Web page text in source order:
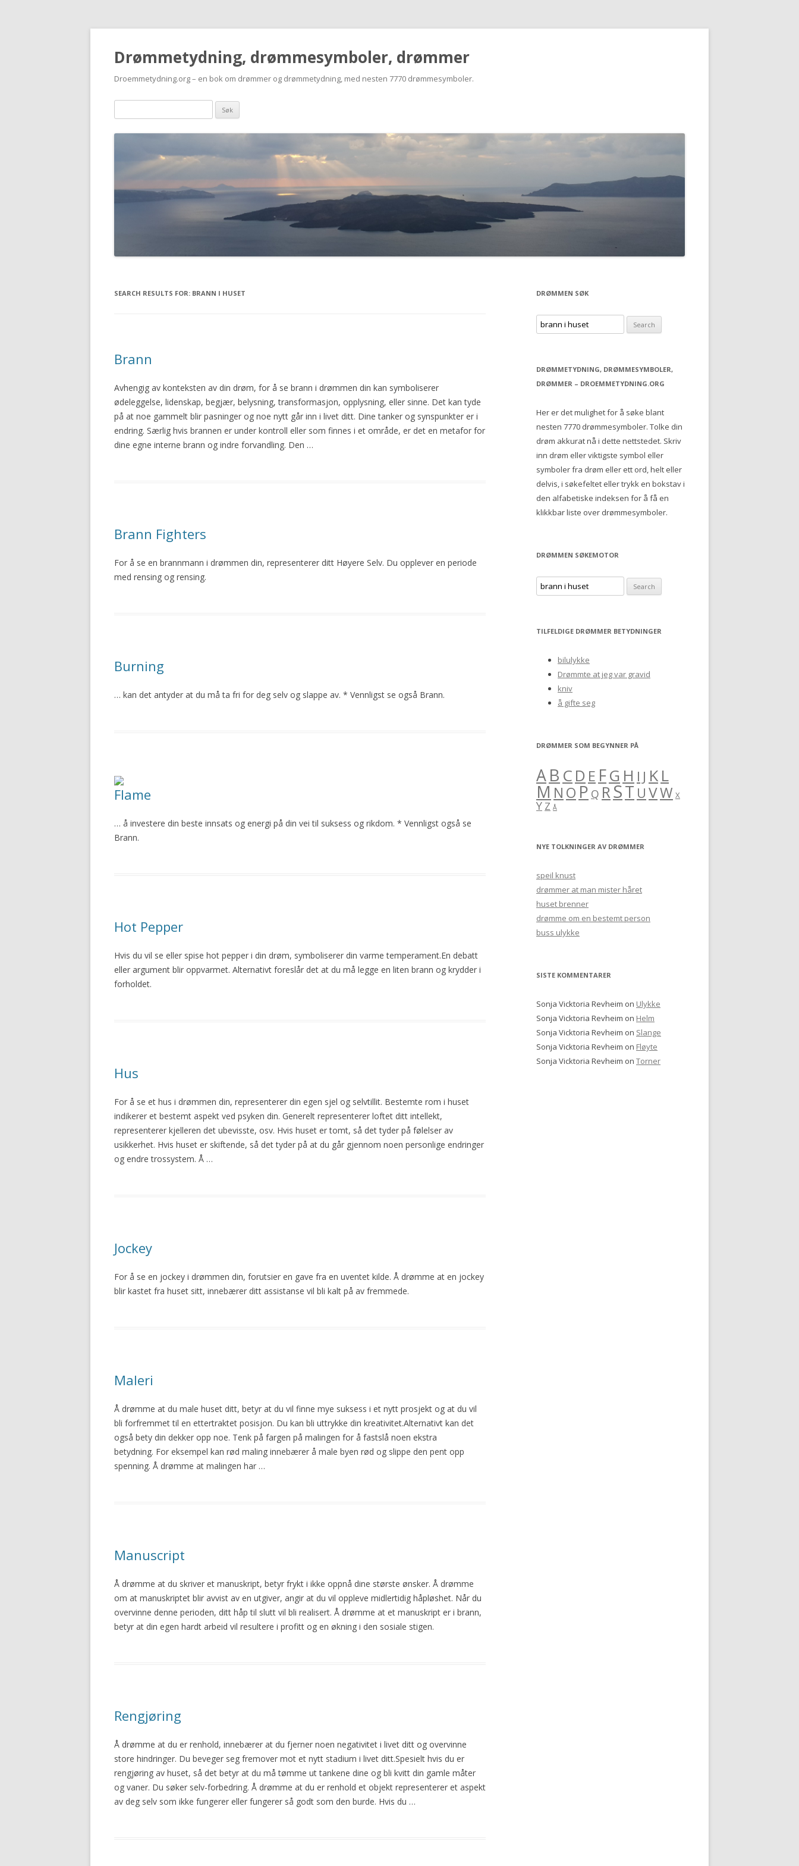
Drømmetydning, drømmesymboler, drømmer
Droemmetydning.org – en bok om drømmer og drømmetydning, med nesten 7770 drømmesymboler.
søk:
SEARCH RESULTS FOR: BRANN I HUSET
Brann
Avhengig av konteksten av din drøm, for å se brann i drømmen din kan symboliserer
ødeleggelse, lidenskap, begjær, belysning, transformasjon, opplysning, eller sinne. Det kan tyde
på at noe gammelt blir pasninger og noe nytt går inn i livet ditt. Dine tanker og synspunkter er i
endring. Særlig hvis brannen er under kontroll eller som finnes i et område, er det en metafor for
dine egne interne brann og indre forvandling. Den …
Brann Fighters
For å se en brannmann i drømmen din, representerer ditt Høyere Selv. Du opplever en periode
med rensing og rensing.
Burning
… kan det antyder at du må ta fri for deg selv og slappe av. * Vennligst se også Brann.
Flame
… å investere din beste innsats og energi på din vei til suksess og rikdom. * Vennligst også se
Brann.
Hot Pepper
Hvis du vil se eller spise hot pepper i din drøm, symboliserer din varme temperament.En debatt
eller argument blir oppvarmet. Alternativt foreslår det at du må legge en liten brann og krydder i
forholdet.
Hus
For å se et hus i drømmen din, representerer din egen sjel og selvtillit. Bestemte rom i huset
indikerer et bestemt aspekt ved psyken din. Generelt representerer loftet ditt intellekt,
representerer kjelleren det ubevisste, osv. Hvis huset er tomt, så det tyder på følelser av
usikkerhet. Hvis huset er skiftende, så det tyder på at du går gjennom noen personlige endringer
og endre trossystem. Å …
Jockey
For å se en jockey i drømmen din, forutsier en gave fra en uventet kilde. Å drømme at en jockey
blir kastet fra huset sitt, innebærer ditt assistanse vil bli kalt på av fremmede.
Maleri
Å drømme at du male huset ditt, betyr at du vil finne mye suksess i et nytt prosjekt og at du vil
bli forfremmet til en ettertraktet posisjon. Du kan bli uttrykke din kreativitet.Alternativt kan det
også bety din dekker opp noe. Tenk på fargen på malingen for å fastslå noen ekstra
betydning. For eksempel kan rød maling innebærer å male byen rød og slippe den pent opp
spenning. Å drømme at malingen har …
Manuscript
Å drømme at du skriver et manuskript, betyr frykt i ikke oppnå dine største ønsker. Å drømme
om at manuskriptet blir avvist av en utgiver, angir at du vil oppleve midlertidig håpløshet. Når du
overvinne denne perioden, ditt håp til slutt vil bli realisert. Å drømme at et manuskript er i brann,
betyr at din egen hardt arbeid vil resultere i profitt og en økning i den sosiale stigen.
Rengjøring
Å drømme at du er renhold, innebærer at du fjerner noen negativitet i livet ditt og overvinne
store hindringer. Du beveger seg fremover mot et nytt stadium i livet ditt.Spesielt hvis du er
rengjøring av huset, så det betyr at du må tømme ut tankene dine og bli kvitt din gamle måter
og vaner. Du søker selv-forbedring. Å drømme at du er renhold et objekt representerer et aspekt
av deg selv som ikke fungerer eller fungerer så godt som den burde. Hvis du …
DRØMMEN SØK
S
e
r
c
f
:
DRØMMETYDNING, DRØMMESYMBOLER,
DRØMMER – DROEMMETYDNING.ORG
Her er det mulighet for å søke blant
nesten 7770 drømmesymboler. Tolke din
drøm akkurat nå i dette nettstedet. Skriv
inn drøm eller viktigste symbol eller
symboler fra drøm eller ett ord, helt eller
delvis, i søkefeltet eller trykk en bokstav i
den alfabetiske indeksen for å få en
klikkbar liste over drømmesymboler.
DRØMMEN SØKEMOTOR
S
e
rTILFELDIGE DRØMMER BETYDNINGER
bilulykke
Drømmte at jeg var gravid
kniv
å gifte seg
DRØMMER SOM BEGYNNER PÅ
AB C D E FG H I J KL
M N O P Q RST U VW X
Y Z Å
NYE TOLKNINGER AV DRØMMER
speil knust
drømmer at man mister håret
huset brenner
drømme om en bestemt person
buss ulykke
SISTE KOMMENTARER
Sonja Vicktoria Revheim on Ulykke
Sonja Vicktoria Revheim on Helm
Sonja Vicktoria Revheim on Slange
Sonja Vicktoria Revheim on Fløyte
Sonja Vicktoria Revheim on Torner